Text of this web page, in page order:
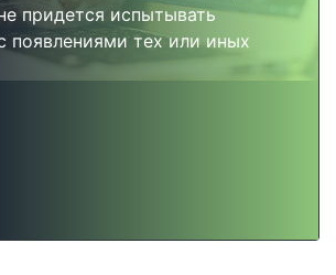
придется испытывать
появлениями тех или иных